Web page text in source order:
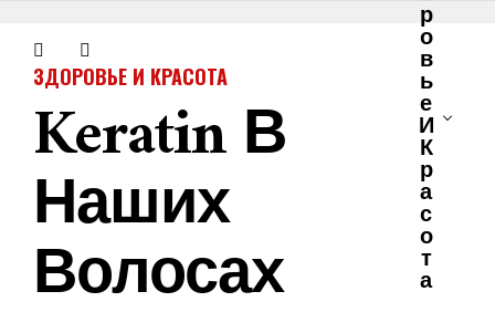
Р
О
В
Ь
Е
И
К
Р
А
С
О
Т
А
ЗДОРОВЬЕ И КРАСОТА
Keratin В
Наших
Волосах